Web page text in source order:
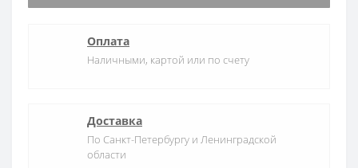
Оплата
Наличными, картой или по счету
Доставка
По Санкт-Петербургу и Ленинградской
области